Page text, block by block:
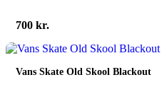
700 kr.
Vans Skate Old Skool Blackout